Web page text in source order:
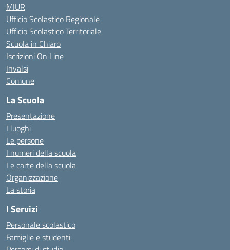
MIUR
Ufficio Scolastico Regionale
Ufficio Scolastico Territoriale
Scuola in Chiaro
Iscrizioni On Line
Invalsi
Comune
La Scuola
Presentazione
I luoghi
Le persone
I numeri della scuola
Le carte della scuola
Organizzazione
La storia
I Servizi
Personale scolastico
Famiglie e studenti